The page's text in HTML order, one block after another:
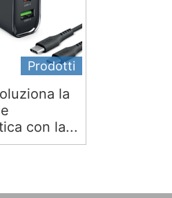
Prodotti
la
con la...